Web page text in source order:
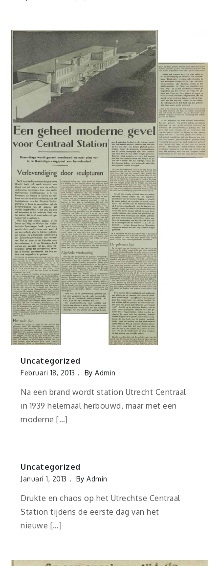
Uncategorized
Februari 18, 2013 ByAdmin
Na een brand wordt station Utrecht Centraal
in 1939 helemaal herbouwd, maar met een
moderne […]
Uncategorized
Januari 1, 2013 ByAdmin
Drukte en chaos op het Utrechtse Centraal
Station tijdens de eerste dag van het
nieuwe […]